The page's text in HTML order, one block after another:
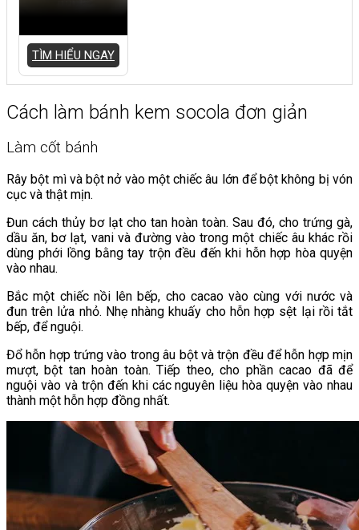
TÌM HIỂU NGAY
Cách làm bánh kem socola đơn giản
Làm cốt bánh
Rây bột mì và bột nở vào một chiếc âu lớn để bột không bị vón
cục và thật mịn.
Đun cách thủy bơ lạt cho tan hoàn toàn. Sau đó, cho trứng gà,
dầu ăn, bơ lạt, vani và đường vào trong một chiếc âu khác rồi
dùng phới lồng bằng tay trộn đều đến khi hỗn hợp hòa quyện
vào nhau.
Bắc một chiếc nồi lên bếp, cho cacao vào cùng với nước và
đun trên lửa nhỏ. Nhẹ nhàng khuấy cho hỗn hợp sệt lại rồi tắt
bếp, để nguội.
Đổ hỗn hợp trứng vào trong âu bột và trộn đều để hỗn hợp mịn
mượt, bột tan hoàn toàn. Tiếp theo, cho phần cacao đã để
nguội vào và trộn đến khi các nguyên liệu hòa quyện vào nhau
thành một hỗn hợp đồng nhất.